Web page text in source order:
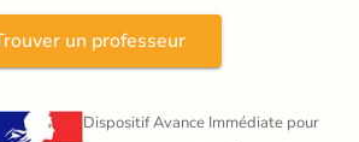
un professeur
Dispositif Avance Immédiate pour